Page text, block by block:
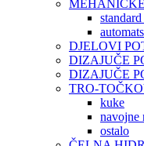
DJELOVI
DIZAJUČE
DIZAJUČE
TRO-
kuke
navojne
ostalo